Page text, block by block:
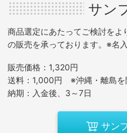
サン
商品選定にあたってご検討をよ
の販売を承っております。※名入
販売価格：1,320円
送料：1,000円 ※沖縄・離島を
納期：入金後、3～7日
サン